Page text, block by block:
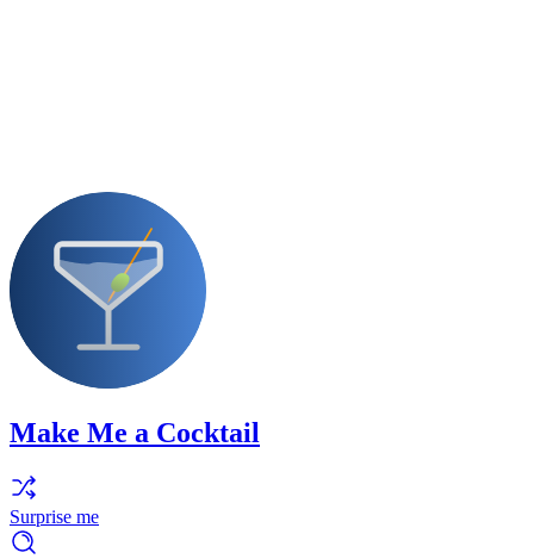
Make Me a Cocktail
Surprise me